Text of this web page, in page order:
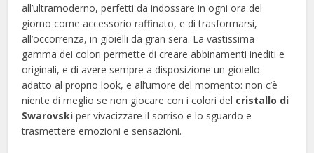
all’ultramoderno, perfetti da indossare in ogni ora del
giorno come accessorio raffinato, e di trasformarsi,
all’occorrenza, in gioielli da gran sera. La vastissima
gamma dei colori permette di creare abbinamenti inediti e
originali, e di avere sempre a disposizione un gioiello
adatto al proprio look, e all’umore del momento: non c’è
niente di meglio se non giocare con i colori del cristallo di
Swarovski per vivacizzare il sorriso e lo sguardo e
trasmettere emozioni e sensazioni.